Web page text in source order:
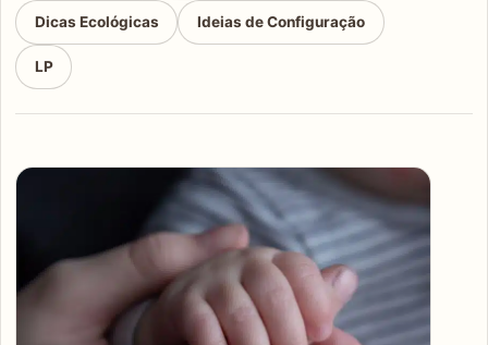
Dicas Ecológicas Ideias de Configuração
LP
Articles